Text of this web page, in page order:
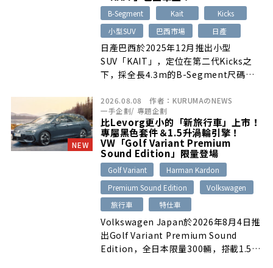
B-Segment Kait
Kicks
小型SUV
巴西市場 日產
日產巴西於2025年12月推出小型
SUV「KAIT」，定位在第二代Kicks之
下，採全長4.3m的B-Segment尺碼、
發正反兩極討論，有人稱讚外型充滿未來
感，也有人認為價格偏高，並期待導入日
本市場。
NEW
2026.08.08 作者： KURUMAのNEWS
一手企劃/ 專題企劃
比Levorg更小的「新旅行車」上市！
專屬黑色套件＆1.5升渦輪引擎！
VW「Golf Variant Premium
Sound Edition」限量登場
Golf Variant
Harman Kardon
Premium Sound Edition
Volkswagen
旅行車
特仕車
Volkswagen Japan於2026年8月4日推
出Golf Variant Premium Sound
Edition，全日本限量300輛，搭載1.5升